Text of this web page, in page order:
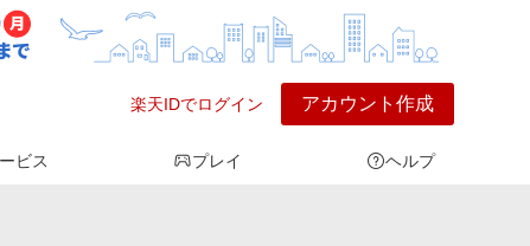
楽天IDでログイン アカウント作成
ビス プレイ ヘルプ